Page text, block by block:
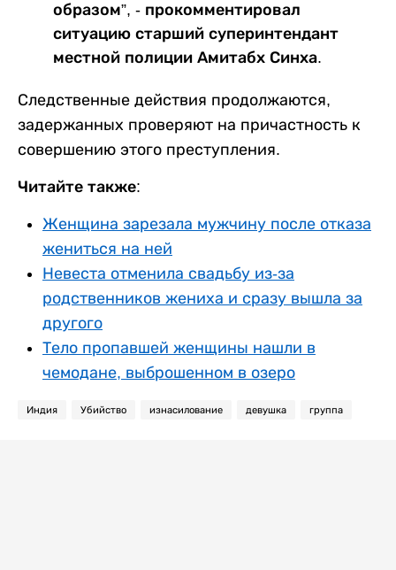
образом”, - прокомментировал
ситуацию старший суперинтендант
местной полиции Амитабх Синха.
Следственные действия продолжаются,
задержанных проверяют на причастность к
совершению этого преступления.
Читайте также:
Женщина зарезала мужчину после отказа
жениться на ней
Невеста отменила свадьбу из-за
родственников жениха и сразу вышла за
другого
Тело пропавшей женщины нашли в
чемодане, выброшенном в озеро
Индия Убийство изнасилование девушка группа